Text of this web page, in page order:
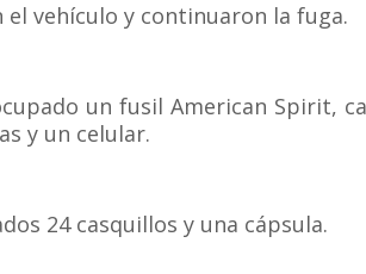
vehículo y continuaron la fuga.
un fusil American Spirit,
y un celular.
24 casquillos y una cápsula.